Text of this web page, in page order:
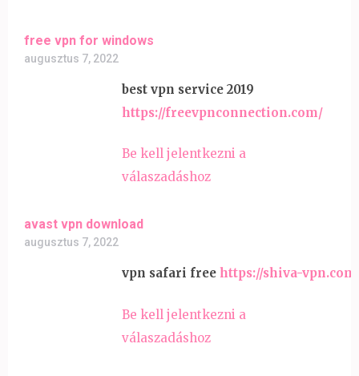
free vpn for windows
augusztus 7, 2022
best vpn service 2019
https://freevpnconnection.com/
Be kell jelentkezni a
válaszadáshoz
avast vpn download
augusztus 7, 2022
vpn safari free https://shiva-
Be kell jelentkezni a
válaszadáshoz